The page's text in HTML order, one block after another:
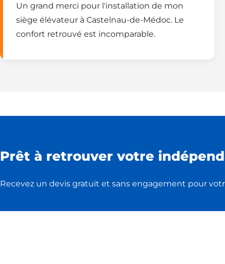
Un grand merci pour l'installation de mon
siège élévateur à Castelnau-de-Médoc. Le
confort retrouvé est incomparable.
Prêt à retrouver votre
Recevez un devis gratuit et sans engagement pour